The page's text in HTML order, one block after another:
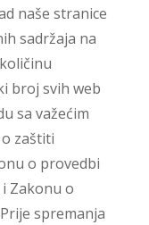
naše stranice
sadržaja na
broj svih web
sa važećim
zaštiti
o provedbi
Zakonu o
spremanja